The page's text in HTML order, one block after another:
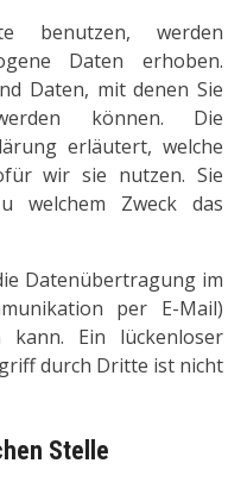
benutzen, werden
Daten erhoben.
Daten, mit denen Sie
können. Die
erläutert, welche
wir sie nutzen. Sie
welchem Zweck das
Datenübertragung im
per E-Mail)
kann. Ein lückenloser
durch Dritte ist nicht
Stelle